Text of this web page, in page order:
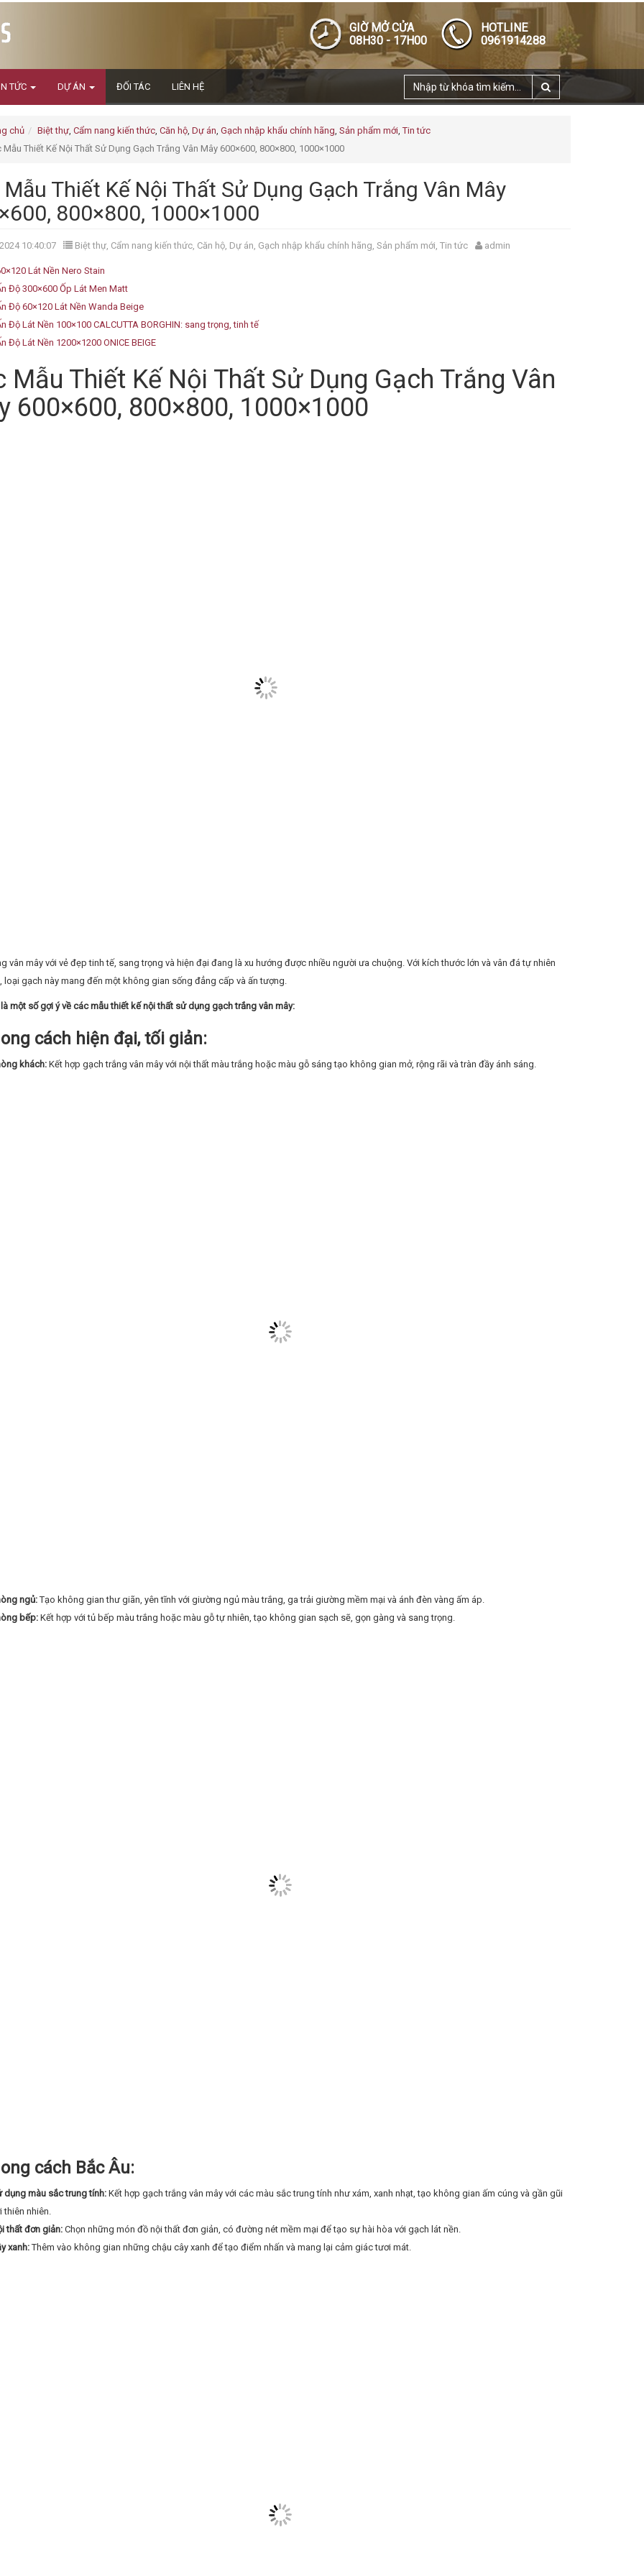
GIỜ MỞ CỬA
08H30 - 17H00
HOTLINE
0961914288
TỨC DỰ ÁN ĐỐI TÁC LIÊN HỆ
chủ Biệt thự, Cẩm nang kiến thức, Căn hộ, Dự án, Gạch nhập khẩu chính hãng, Sản phẩm mới,Tin tức
Mẫu Thiết Kế Nội Thất Sử Dụng Gạch Trắng Vân Mây 600×600, 800×800, 1000×1000
Thiết Kế Nội Thất Sử Dụng Gạch Trắng Vân Mây
800×800, 1000×1000
10:40:07 Biệt thự, Cẩm nang kiến thức, Căn hộ, Dự án, Gạch nhập khẩu chính hãng, Sản phẩm mới, Tin tức admin
Lát Nền Nero Stain
Độ 300×600 Ốp Lát Men Matt
Độ 60×120 Lát Nền Wanda Beige
Độ Lát Nền 100×100 CALCUTTA BORGHIN: sang trọng, tinh tế
Độ Lát Nền 1200×1200 ONICE BEIGE
Mẫu Thiết Kế Nội Thất Sử Dụng Gạch Trắng Vân
600×600, 800×800, 1000×1000
vân mây với vẻ đẹp tinh tế, sang trọng và hiện đại đang là xu hướng được nhiều người ưa chuộng. Với kích thước lớn và vân đá tự nhiên
loại gạch này mang đến một không gian sống đẳng cấp và ấn tượng.
một số gợi ý về các mẫu thiết kế nội thất sử dụng gạch trắng vân mây:
cách hiện đại, tối giản:
khách:Kết hợp gạch trắng vân mây với nội thất màu trắng hoặc màu gỗ sáng tạo không gian mở, rộng rãi và tràn đầy ánh sáng.
ngủ:Tạo không gian thư giãn, yên tĩnh với giường ngủ màu trắng, ga trải giường mềm mại và ánh đèn vàng ấm áp.
bếp:Kết hợp với tủ bếp màu trắng hoặc màu gỗ tự nhiên, tạo không gian sạch sẽ, gọn gàng và sang trọng.
cách Bắc Âu:
dụng màu sắc trung tính:Kết hợp gạch trắng vân mây với các màu sắc trung tính như xám, xanh nhạt, tạo không gian ấm cúng và gần gũi
thiên nhiên.
thất đơn giản:Chọn những món đồ nội thất đơn giản, có đường nét mềm mại để tạo sự hài hòa với gạch lát nền.
xanh:Thêm vào không gian những chậu cây xanh để tạo điểm nhấn và mang lại cảm giác tươi mát.